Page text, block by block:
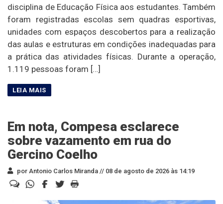
disciplina de Educação Física aos estudantes. Também
foram registradas escolas sem quadras esportivas,
unidades com espaços descobertos para a realização
das aulas e estruturas em condições inadequadas para
a prática das atividades físicas. Durante a operação,
1.119 pessoas foram […]
Em nota, Compesa esclarece
sobre vazamento em rua do
Gercino Coelho
por Antonio Carlos Miranda // 08 de agosto de 2026 às 14:19